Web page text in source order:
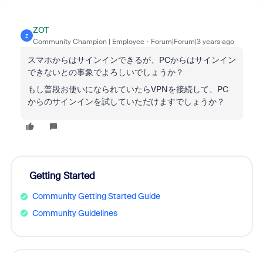
Z
ZOT
Community Champion | Employee Forum|Forum|3 years ago
スマホからはサインインできるが、PCからはサインイン
できないとの事象でよろしいでしょうか？
もし普段お使いになられていたらVPNを接続して、PC
からのサインインを試していただけますでしょうか？
Getting Started
Community Getting Started Guide
Community Guidelines